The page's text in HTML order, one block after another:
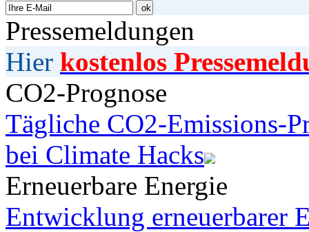
Pressemeldungen
Hier kostenlos
CO2-Prognose
Tägliche CO2-Emissions-
bei Climate Hacks
Erneuerbare Energie
Entwicklung erneuerbarer